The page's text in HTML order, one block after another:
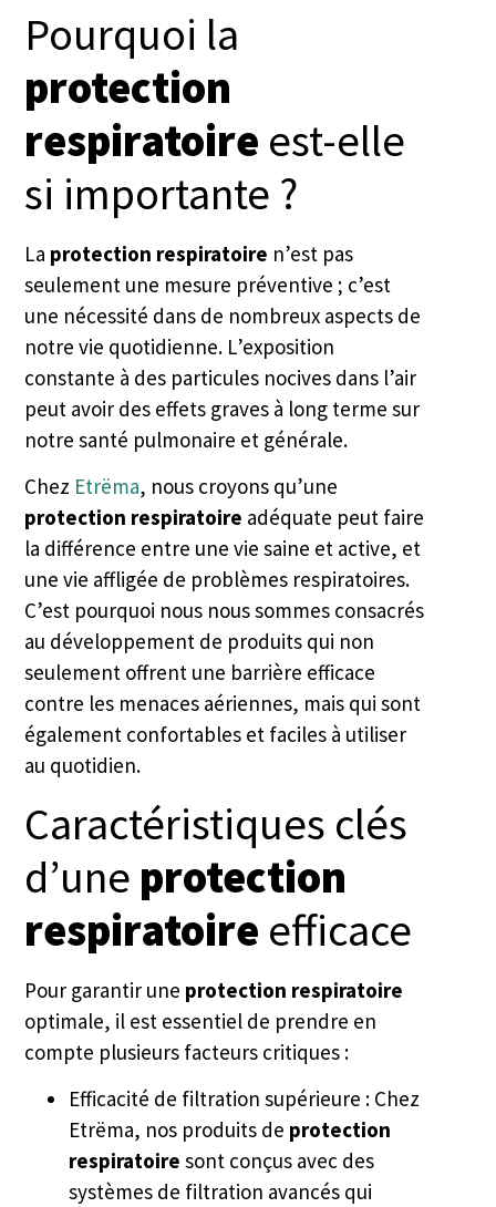
Pourquoi la
protection
respiratoire est-elle
si importante ?
La protection respiratoire n’est pas
seulement une mesure préventive ; c’est
une nécessité dans de nombreux aspects de
notre vie quotidienne. L’exposition
constante à des particules nocives dans l’air
peut avoir des effets graves à long terme sur
notre santé pulmonaire et générale.
Chez Etrëma, nous croyons qu’une
protection respiratoire adéquate peut faire
la différence entre une vie saine et active, et
une vie affligée de problèmes respiratoires.
C’est pourquoi nous nous sommes consacrés
au développement de produits qui non
seulement offrent une barrière efficace
contre les menaces aériennes, mais qui sont
également confortables et faciles à utiliser
au quotidien.
Caractéristiques clés
d’une protection
respiratoire efficace
Pour garantir une protection respiratoire
optimale, il est essentiel de prendre en
compte plusieurs facteurs critiques :
Efficacité de filtration supérieure : Chez
Etrëma, nos produits de protection
respiratoire sont conçus avec des
systèmes de filtration avancés qui